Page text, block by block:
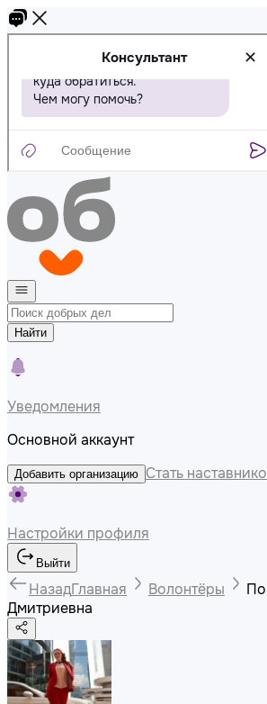
Найти
Уведомления
Основной аккаунт
Добавить организацию Стать
Настройки профиля
Выйти
НазадГлавная Волонтёры
Дмитриевна